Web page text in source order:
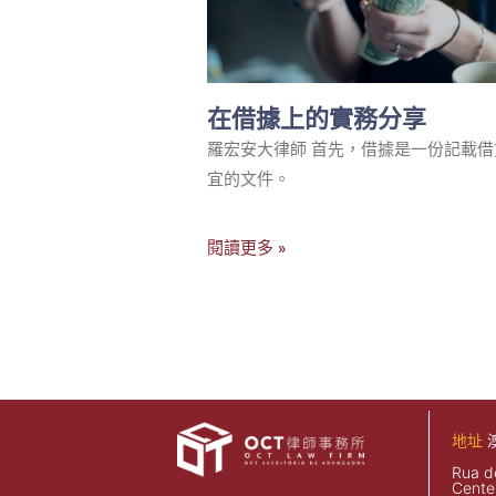
在借據上的實務分享
羅宏安大律師 首先，借據是一份記載
宜的文件。
閱讀更多 »
地址
Rua